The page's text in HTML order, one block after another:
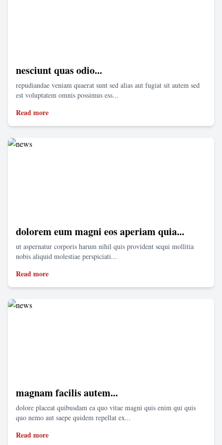
nesciunt quas odio...
repudiandae veniam quaerat sunt sed alias aut fugiat sit autem sed
est voluptatem omnis possimus ess...
Read more
dolorem eum magni eos aperiam quia...
ut aspernatur corporis harum nihil quis provident sequi mollitia
nobis aliquid molestiae perspiciati...
Read more
magnam facilis autem...
dolore placeat quibusdam ea quo vitae magni quis enim qui quis
quo nemo aut saepe quidem repellat ex...
Read more